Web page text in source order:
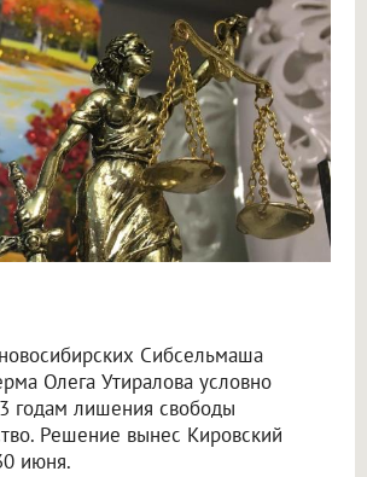
Сибсельмаша
Олега Утиралова условно
годам лишения свободы
Решение вынес Кировский
июня.